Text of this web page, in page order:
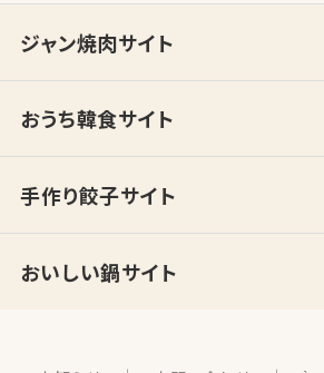
ジャン焼肉サイト
おうち韓食サイト
手作り餃子サイト
おいしい鍋サイト